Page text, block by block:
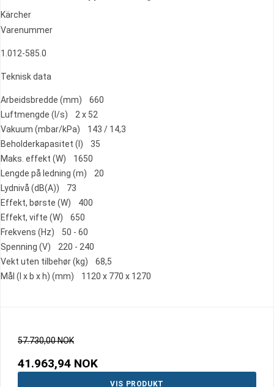
Kärcher
Varenummer
1.012-585.0
Teknisk data
Arbeidsbredde (mm) 660
Luftmengde (l/s) 2 x 52
Vakuum (mbar/kPa) 143 / 14,3
Beholderkapasitet (l) 35
Maks. effekt (W) 1650
Lengde på ledning (m) 20
Lydnivå (dB(A)) 73
Effekt, børste (W) 400
Effekt, vifte (W) 650
Frekvens (Hz) 50 - 60
Spenning (V) 220 - 240
Vekt uten tilbehør (kg) 68,5
Mål (l x b x h) (mm) 1120 x 770 x 1270
57.730,00 NOK
41.963,94 NOK
VIS PRODUKT